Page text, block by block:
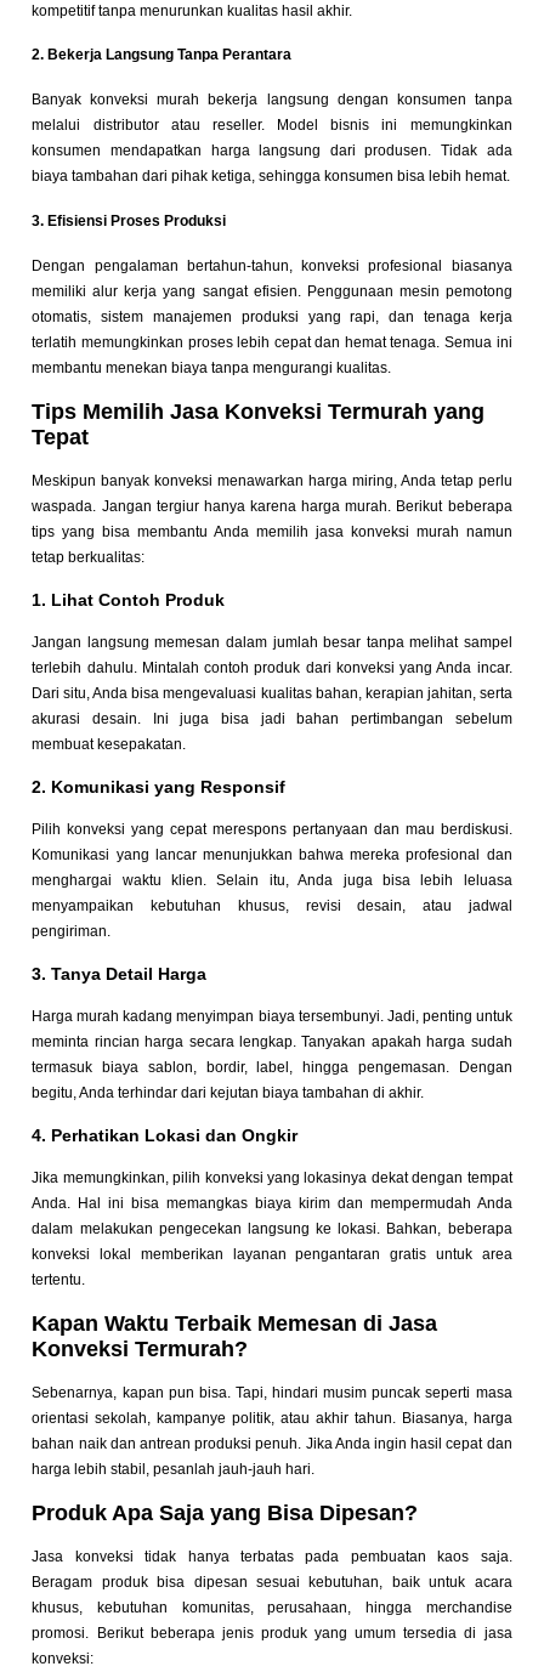
kompetitif tanpa menurunkan kualitas hasil akhir.
2. Bekerja Langsung Tanpa Perantara
Banyak konveksi murah bekerja langsung dengan konsumen tanpa
melalui distributor atau reseller. Model bisnis ini memungkinkan
konsumen mendapatkan harga langsung dari produsen. Tidak ada
biaya tambahan dari pihak ketiga, sehingga konsumen bisa lebih hemat.
3. Efisiensi Proses Produksi
Dengan pengalaman bertahun-tahun, konveksi profesional biasanya
memiliki alur kerja yang sangat efisien. Penggunaan mesin pemotong
otomatis, sistem manajemen produksi yang rapi, dan tenaga kerja
terlatih memungkinkan proses lebih cepat dan hemat tenaga. Semua ini
membantu menekan biaya tanpa mengurangi kualitas.
Tips Memilih Jasa Konveksi Termurah yang
Tepat
Meskipun banyak konveksi menawarkan harga miring, Anda tetap perlu
waspada. Jangan tergiur hanya karena harga murah. Berikut beberapa
tips yang bisa membantu Anda memilih jasa konveksi murah namun
tetap berkualitas:
1. Lihat Contoh Produk
Jangan langsung memesan dalam jumlah besar tanpa melihat sampel
terlebih dahulu. Mintalah contoh produk dari konveksi yang Anda incar.
Dari situ, Anda bisa mengevaluasi kualitas bahan, kerapian jahitan, serta
akurasi desain. Ini juga bisa jadi bahan pertimbangan sebelum
membuat kesepakatan.
2. Komunikasi yang Responsif
Pilih konveksi yang cepat merespons pertanyaan dan mau berdiskusi.
Komunikasi yang lancar menunjukkan bahwa mereka profesional dan
menghargai waktu klien. Selain itu, Anda juga bisa lebih leluasa
menyampaikan kebutuhan khusus, revisi desain, atau jadwal
pengiriman.
3. Tanya Detail Harga
Harga murah kadang menyimpan biaya tersembunyi. Jadi, penting untuk
meminta rincian harga secara lengkap. Tanyakan apakah harga sudah
termasuk biaya sablon, bordir, label, hingga pengemasan. Dengan
begitu, Anda terhindar dari kejutan biaya tambahan di akhir.
4. Perhatikan Lokasi dan Ongkir
Jika memungkinkan, pilih konveksi yang lokasinya dekat dengan tempat
Anda. Hal ini bisa memangkas biaya kirim dan mempermudah Anda
dalam melakukan pengecekan langsung ke lokasi. Bahkan, beberapa
konveksi lokal memberikan layanan pengantaran gratis untuk area
tertentu.
Kapan Waktu Terbaik Memesan di Jasa
Konveksi Termurah?
Sebenarnya, kapan pun bisa. Tapi, hindari musim puncak seperti masa
orientasi sekolah, kampanye politik, atau akhir tahun. Biasanya, harga
bahan naik dan antrean produksi penuh. Jika Anda ingin hasil cepat dan
harga lebih stabil, pesanlah jauh-jauh hari.
Produk Apa Saja yang Bisa Dipesan?
Jasa konveksi tidak hanya terbatas pada pembuatan kaos saja.
Beragam produk bisa dipesan sesuai kebutuhan, baik untuk acara
khusus, kebutuhan komunitas, perusahaan, hingga merchandise
promosi. Berikut beberapa jenis produk yang umum tersedia di jasa
konveksi: